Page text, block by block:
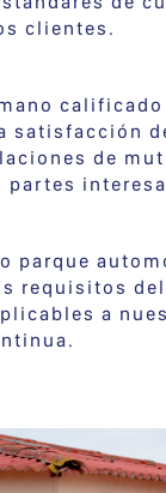
clientes.
satisfacción
de
partes
parque
requisitos
a